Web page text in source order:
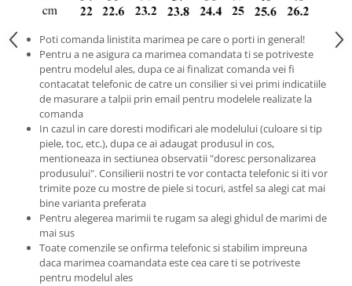
Poti comanda linistita marimea pe care o porti in general!
Pentru a ne asigura ca marimea comandata ti se potriveste
pentru modelul ales, dupa ce ai finalizat comanda vei fi
contacatat telefonic de catre un consilier si vei primi indicatiile
de masurare a talpii prin email pentru modelele realizate la
comanda
In cazul in care doresti modificari ale modelului (culoare si tip
piele, toc, etc.), dupa ce ai adaugat produsul in cos,
mentioneaza in sectiunea observatii "doresc personalizarea
produsului". Consilierii nostri te vor contacta telefonic si iti vor
trimite poze cu mostre de piele si tocuri, astfel sa alegi cat mai
bine varianta preferata
Pentru alegerea marimii te rugam sa alegi ghidul de marimi de
mai sus
Toate comenzile se onfirma telefonic si stabilim impreuna
daca marimea coamandata este cea care ti se potriveste
pentru modelul ales